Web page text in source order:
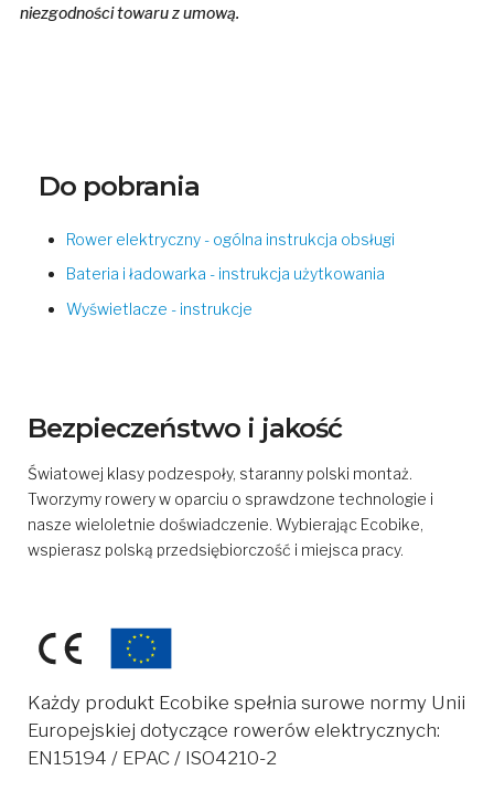
niezgodności towaru z umową.
Do pobrania
Rower elektryczny - ogólna instrukcja obsługi
Bateria i ładowarka - instrukcja użytkowania
Wyświetlacze - instrukcje
Bezpieczeństwo i jakość
Światowej klasy podzespoły, staranny polski montaż.
Tworzymy rowery w oparciu o sprawdzone technologie i
nasze wieloletnie doświadczenie. Wybierając Ecobike,
wspierasz polską przedsiębiorczość i miejsca pracy.
Każdy produkt Ecobike spełnia surowe normy Unii
Europejskiej dotyczące rowerów elektrycznych:
EN15194 / EPAC / ISO4210-2